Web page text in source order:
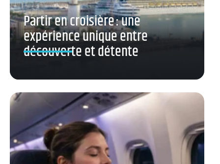
Partir en croisière : une
expérience unique entre
découverte et détente